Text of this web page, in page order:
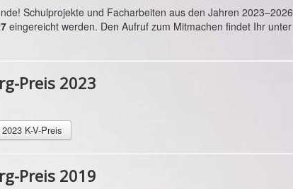
Schulprojekte und Facharbeiten aus den Jahren 2023–2026
eingereicht werden. Den Aufruf zum Mitmachen findet Ihr unter
Preis 2023
K-V-Preis
Preis 2019